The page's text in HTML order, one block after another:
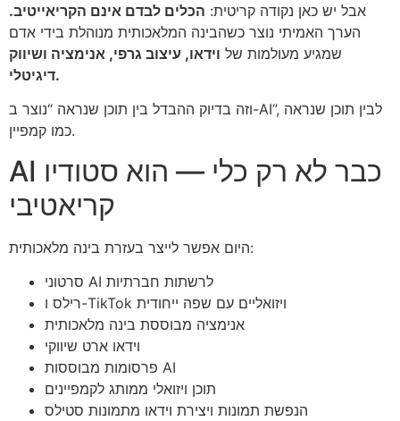
אבל יש כאן נקודה קריטית: הכלים לבדם אינם הקריאייטיב.
הערך האמיתי נוצר כשהבינה המלאכותית מנוהלת בידי אדם
שמגיע מעולמות של וידאו, עיצוב גרפי, אנימציה ושיווק
דיגיטלי.
וזה בדיוק ההבדל בין תוכן שנראה “נוצר ב-AI”, לבין תוכן שנראה
כמו קמפיין.
AI כבר לא רק כלי — הוא סטודיו
קריאטיבי
היום אפשר לייצר בעזרת בינה מלאכותית:
סרטוני AI לרשתות חברתיות
רילס ו-TikTok ויזואליים עם שפה ייחודית
אנימציה מבוססת בינה מלאכותית
וידאו ארט שיווקי
פרסומות מבוססות AI
תוכן ויזואלי ממותג לקמפיינים
הנפשת תמונות ויצירת וידאו מתמונות סטילס